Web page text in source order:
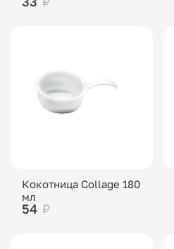
Кокотница Collage 180
мл
54 ₽